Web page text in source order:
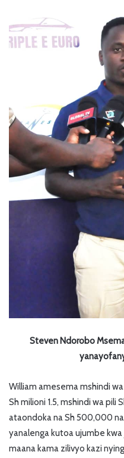
Steven Ndorobo
William amesema mshindi
Sh milioni 1.5, mshindi wa pili
ataondoka na Sh 500,000
yanalenga kutoa ujumbe
maana kama zilivyo kazi